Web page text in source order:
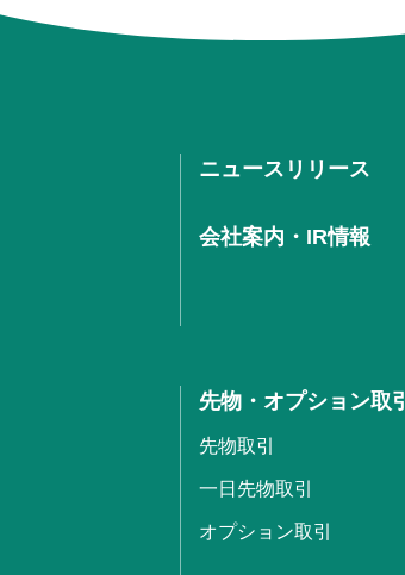
ニュースリリース
会社案内・IR情報
先物・オプション取引
先物取引
一日先物取引
オプション取引